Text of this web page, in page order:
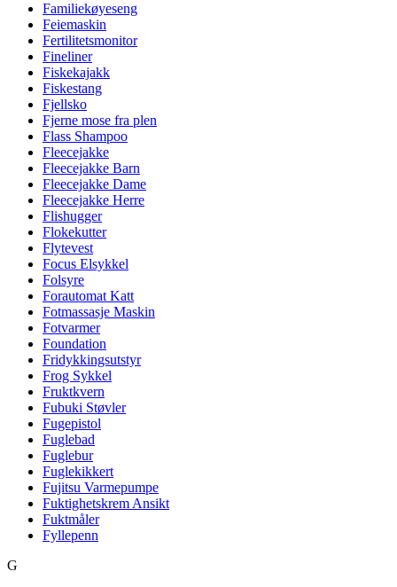
Familiekøyeseng
Feiemaskin
Fertilitetsmonitor
Fineliner
Fiskekajakk
Fiskestang
Fjellsko
Fjerne mose fra plen
Flass Shampoo
Fleecejakke
Fleecejakke Barn
Fleecejakke Dame
Fleecejakke Herre
Flishugger
Flokekutter
Flytevest
Focus Elsykkel
Folsyre
Forautomat Katt
Fotmassasje Maskin
Fotvarmer
Foundation
Fridykkingsutstyr
Frog Sykkel
Fruktkvern
Fubuki Støvler
Fugepistol
Fuglebad
Fuglebur
Fuglekikkert
Fujitsu Varmepumpe
Fuktighetskrem Ansikt
Fuktmåler
Fyllepenn
G